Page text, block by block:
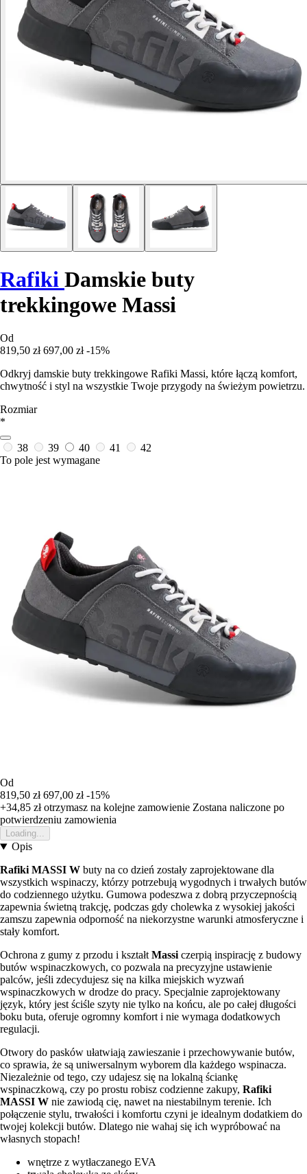
Rafiki Damskie buty
trekkingowe Massi
Od
819,50 zł 697,00 zł -15%
Odkryj damskie buty trekkingowe Rafiki Massi, które łączą komfort,
chwytność i styl na wszystkie Twoje przygody na świeżym powietrzu.
Rozmiar
*
38 39 40 41
42
To pole jest wymagane
Od
819,50 zł 697,00 zł -15%
+34,85 złotrzymasz na kolejne zamowienie Zostana naliczone po
potwierdzeniu zamowienia
Loading...
Opis
Rafiki MASSI W buty na co dzień zostały zaprojektowane dla
wszystkich wspinaczy, którzy potrzebują wygodnych i trwałych butów
do codziennego użytku. Gumowa podeszwa z dobrą przyczepnością
zapewnia świetną trakcję, podczas gdy cholewka z wysokiej jakości
zamszu zapewnia odporność na niekorzystne warunki atmosferyczne i
stały komfort.
Ochrona z gumy z przodu i kształt Massi czerpią inspirację z budowy
butów wspinaczkowych, co pozwala na precyzyjne ustawienie
palców, jeśli zdecydujesz się na kilka miejskich wyzwań
wspinaczkowych w drodze do pracy. Specjalnie zaprojektowany
język, który jest ściśle szyty nie tylko na końcu, ale po całej długości
boku buta, oferuje ogromny komfort i nie wymaga dodatkowych
regulacji.
Otwory do pasków ułatwiają zawieszanie i przechowywanie butów,
co sprawia, że są uniwersalnym wyborem dla każdego wspinacza.
Niezależnie od tego, czy udajesz się na lokalną ściankę
wspinaczkową, czy po prostu robisz codzienne zakupy, Rafiki
MASSI W nie zawiodą cię, nawet na niestabilnym terenie. Ich
połączenie stylu, trwałości i komfortu czyni je idealnym dodatkiem do
twojej kolekcji butów. Dlatego nie wahaj się ich wypróbować na
własnych stopach!
wnętrze z wytłaczanego EVA